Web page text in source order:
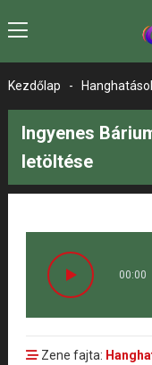
Kezdőlap -
Ingyenes
letöltése
00:00
Zene fajta: